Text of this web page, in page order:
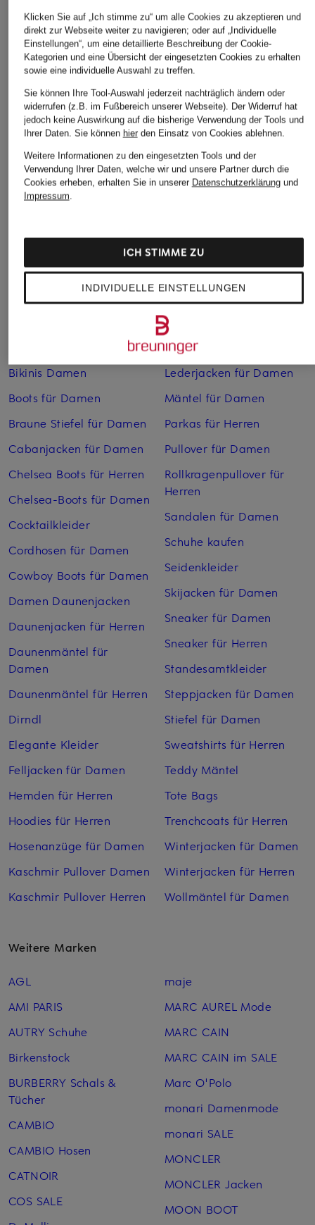
+Aktionsrabatt
HOKA
Laufschuhe MACH X3
99,99 €
Bestpreis: 189,99 €
BROOKS
Laufschuhe
HYPERION MAX 4
BROOKS
Laufschuhe GHOST
AMP
Weitere Kategorien
Bikinis Damen
Boots für Damen
Braune Stiefel für Damen
Cabanjacken für Damen
Chelsea Boots für Herren
Chelsea-Boots für Damen
Cocktailkleider
Cordhosen für Damen
Cowboy Boots für Damen
Damen Daunenjacken
Daunenjacken für Herren
Daunenmäntel für
Damen
Daunenmäntel für Herren
Dirndl
Elegante Kleider
Felljacken für Damen
Hemden für Herren
Hoodies für Herren
Hosenanzüge für Damen
Kaschmir Pullover Damen
Kaschmir Pullover Herren
Kleider
Lange Ballkleider
Lederjacken für Damen
Mäntel für Damen
Parkas für Herren
Pullover für Damen
Rollkragenpullover für
Herren
Sandalen für Damen
Schuhe kaufen
Seidenkleider
Skijacken für Damen
Sneaker für Damen
Sneaker für Herren
Standesamtkleider
Steppjacken für Damen
Stiefel für Damen
Sweatshirts für Herren
Teddy Mäntel
Tote Bags
Trenchcoats für Herren
Winterjacken für Damen
Winterjacken für Herren
Wollmäntel für Damen
Weitere Marken
AGL
AMI PARIS
AUTRY Schuhe
Birkenstock
BURBERRY Schals &
Tücher
CAMBIO
CAMBIO Hosen
CATNOIR
COS SALE
maje
MARC AUREL Mode
MARC CAIN
MARC CAIN im SALE
Marc O'Polo
monari Damenmode
monari SALE
MONCLER
MONCLER Jacken
MOON BOOT
Klicken Sie auf „Ich stimme zu“ um alle Cookies zu akzeptieren und
direkt zur Webseite weiter zu navigieren; oder auf „Individuelle
Einstellungen“, um eine detaillierte Beschreibung der Cookie-
Kategorien und eine Übersicht der eingesetzten Cookies zu erhalten
sowie eine individuelle Auswahl zu treffen.
Sie können Ihre Tool-Auswahl jederzeit nachträglich ändern oder
widerrufen (z.B. im Fußbereich unserer Webseite). Der Widerruf hat
jedoch keine Auswirkung auf die bisherige Verwendung der Tools und
Ihrer Daten. Sie können hierden Einsatz von Cookies ablehnen.
Weitere Informationen zu den eingesetzten Tools und der
Verwendung Ihrer Daten, welche wir und unsere Partner durch die
Cookies erheben, erhalten Sie in unserer Datenschutzerklärungund
Impressum.
INDIVIDUELLE EINSTELLUNGEN
ICH STIMME ZU